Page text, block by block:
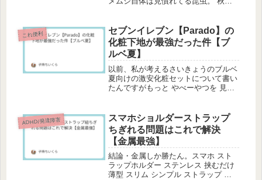
いう茶色いやつね。あまり好きじゃな
いから画像は貼らないけども触るとパ
ク...
これ便利
セブンイレブン【Parado】の
化粧下地が最強だった件【ブ
ルベ夏】
以前、私が考えるさいきょうのブルベ
夏向けの激安化粧セットについて書い
たんですがもっと やべーやつを 見つ
ビニエンスストアチェーン セブンイ
レブンの化粧ブランド【Parado...
ADHD/発達障害
スマホショルダーストラップ
ちぎれる問題はこれで解決
【金属最強】
結論・金属しか勝たん。スマホ スト
ラップホルダー ステンレス 挟むだけ
薄型 スリム シンプル ストラップ シ